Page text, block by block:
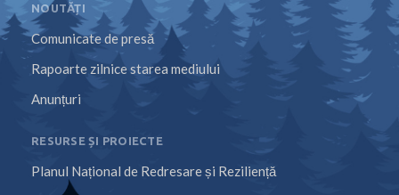
NOUTĂȚI
Comunicate de presă
Rapoarte zilnice starea mediului
Anunțuri
RESURSE ȘI PROIECTE
Planul Național de Redresare și Reziliență